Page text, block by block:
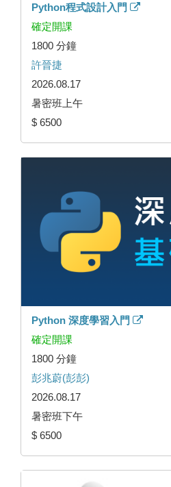
Python程式設計入門
確定開課
1800 分鐘
許晉捷
2026.08.17
暑密班上午
$ 6500
Python 深度學習入門
確定開課
1800 分鐘
彭兆蔚(彭彭)
2026.08.17
暑密班下午
$ 6500